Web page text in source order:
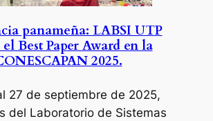
panameña: LABSI UTP
Best Paper Award en la
2025.
27 de septiembre de 2025,
del Laboratorio de Sistemas